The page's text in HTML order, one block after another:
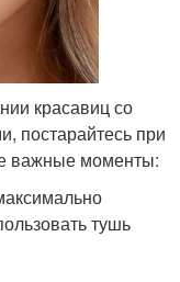
красавиц со
постарайтесь при
важные моменты:
тушь